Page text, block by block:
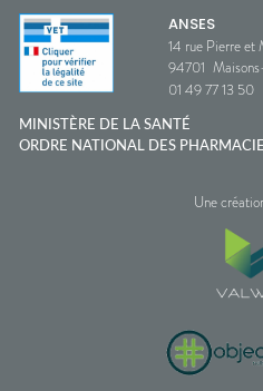
ANSES
14 rue Pierre et
94701
01 49 77 13 50
MINISTÈRE DE LA SANTÉ
ORDRE NATIONAL DES
Une